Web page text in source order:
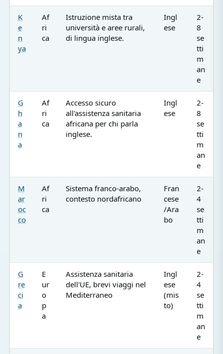
K
e
n
ya
Af
ri
ca
Istruzione mista tra
università e aree rurali,
di lingua inglese.
Ingl
ese
2-
8
se
tti
m
an
e
G
h
a
n
a
Af
ri
ca
Accesso sicuro
all'assistenza sanitaria
africana per chi parla
inglese.
Ingl
ese
2-
8
se
tti
m
an
e
M
ar
oc
co
Af
ri
ca
Sistema franco-arabo,
contesto nordafricano
Fran
cese
/Ara
bo
2-
4
se
tti
m
an
e
G
re
ci
a
E
ur
o
p
a
Assistenza sanitaria
dell'UE, brevi viaggi nel
Mediterraneo
Ingl
ese
(mis
to)
2-
4
se
tti
m
an
e